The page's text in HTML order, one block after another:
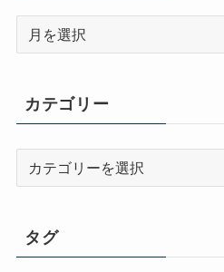
ブ
カテゴリー
ー
タグ